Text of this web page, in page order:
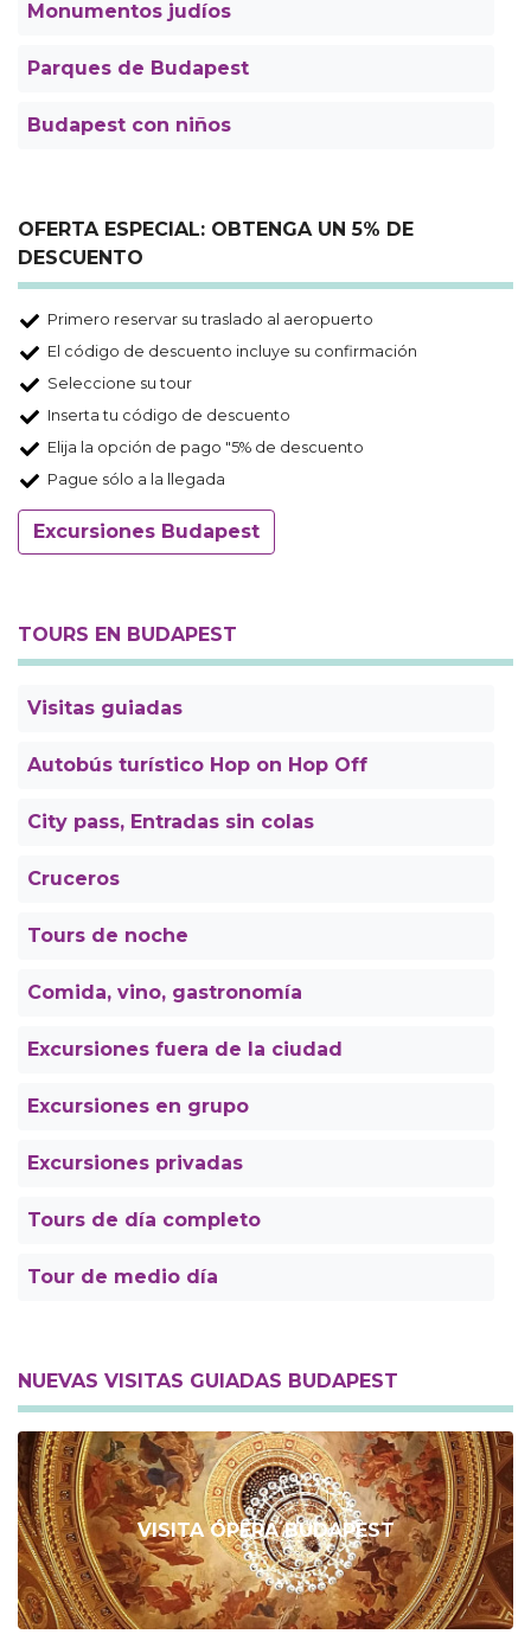
Monumentos judíos
Parques de Budapest
Budapest con niños
OFERTA ESPECIAL: OBTENGA UN 5% DE
DESCUENTO
Primero reservar su traslado al aeropuerto
El código de descuento incluye su confirmación
Seleccione su tour
Inserta tu código de descuento
Elija la opción de pago "5% de descuento
Pague sólo a la llegada
Excursiones Budapest
TOURS EN BUDAPEST
Visitas guiadas
Autobús turístico Hop on Hop Off
City pass, Entradas sin colas
Cruceros
Tours de noche
Comida, vino, gastronomía
Excursiones fuera de la ciudad
Excursiones en grupo
Excursiones privadas
Tours de día completo
Tour de medio día
NUEVAS VISITAS GUIADAS BUDAPEST
VISITA ÓPERA BUDAPEST